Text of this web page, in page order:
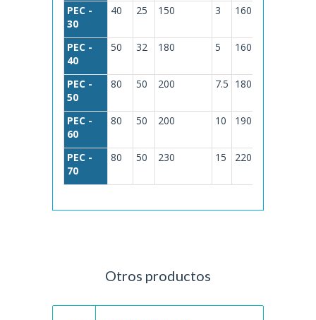
PEC -
30
40 25 150 3 160
PEC -
40
50 32 180 5 160
PEC -
50
80 50 200 7.5 180
PEC -
60
80 50 200 10 190
PEC -
70
80 50 230 15 220
Otros productos